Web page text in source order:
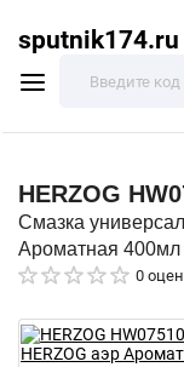
sputnik174.ru
HERZOG
Смазка
Ароматная 400мл
0